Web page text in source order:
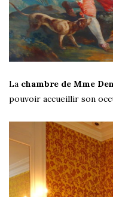
La chambre de Mme
pouvoir accueillir son